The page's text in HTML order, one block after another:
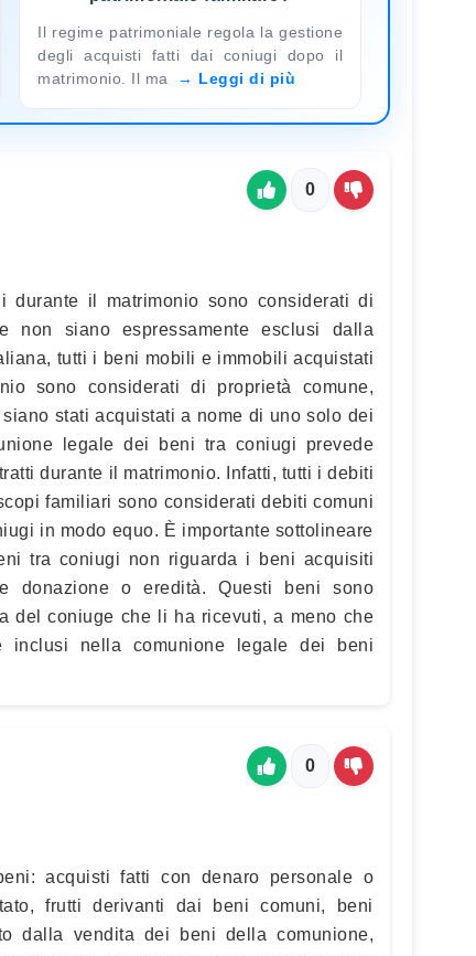
Il regime patrimoniale regola la gestione
degli acquisti fatti dai coniugi dopo il
matrimonio. Il ma
Leggi di più
0
il matrimonio sono considerati di
non siano espressamente esclusi dalla
tutti i beni mobili e immobili acquistati
sono considerati di proprietà comune,
stati acquistati a nome di uno solo dei
legale dei beni tra coniugi prevede
durante il matrimonio. Infatti, tutti i debiti
familiari sono considerati debiti comuni
in modo equo. È importante sottolineare
tra coniugi non riguarda i beni acquisiti
donazione o eredità. Questi beni sono
del coniuge che li ha ricevuti, a meno che
inclusi nella comunione legale dei beni
0
acquisti fatti con denaro personale o
frutti derivanti dai beni comuni, beni
dalla vendita dei beni della comunione,